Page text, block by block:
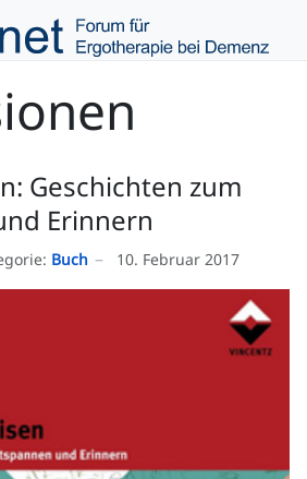
Geschichten zum
Erinnern
Buch 10. Februar 2017